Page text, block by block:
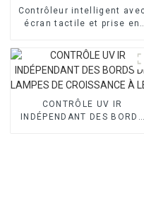
Contrôleur intelligent
écran tactile et prise en
culture LED
CONTRÔLE UV IR
INDÉPENDANT DES BORDS